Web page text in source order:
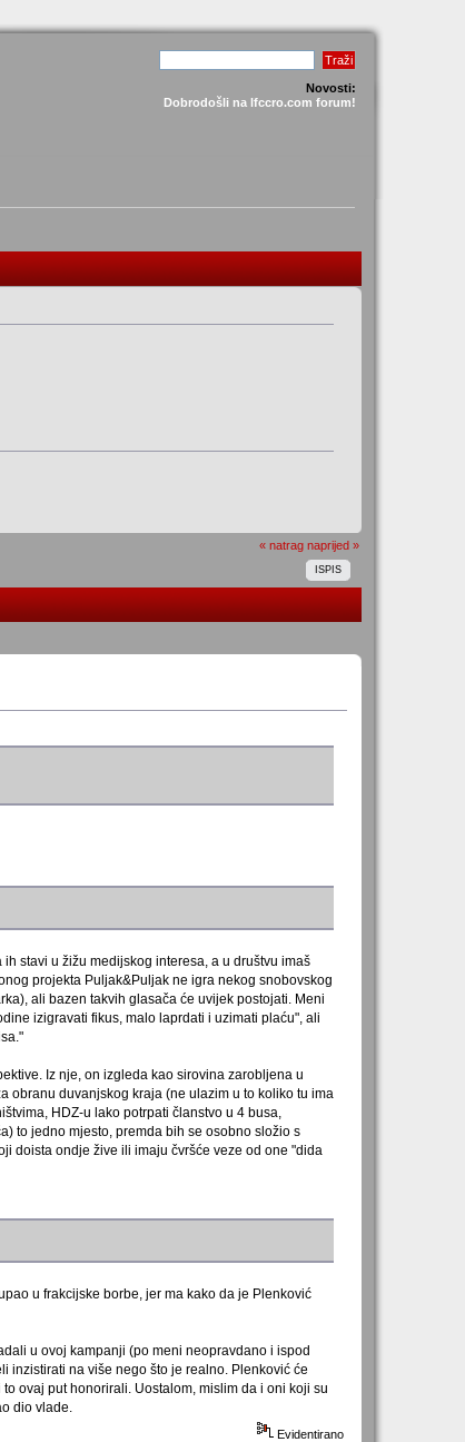
Novosti:
Dobrodošli na lfccro.com forum!
« natrag naprijed »
ISPIS
stavi u žižu medijskog interesa, a u društvu imaš
projekta Puljak&Puljak ne igra nekog snobovskog
ali bazen takvih glasača će uvijek postojati. Meni
izigravati fikus, malo laprdati i uzimati plaću", ali
Iz nje, on izgleda kao sirovina zarobljena u
obranu duvanjskog kraja (ne ulazim u to koliko tu ima
HDZ-u lako potrpati članstvo u 4 busa,
to jedno mjesto, premda bih se osobno složio s
doista ondje žive ili imaju čvršće veze od one "dida
u frakcijske borbe, jer ma kako da je Plenković
u ovoj kampanji (po meni neopravdano i ispod
inzistirati na više nego što je realno. Plenković će
ovaj put honorirali. Uostalom, mislim da i oni koji su
dio vlade.
Evidentirano